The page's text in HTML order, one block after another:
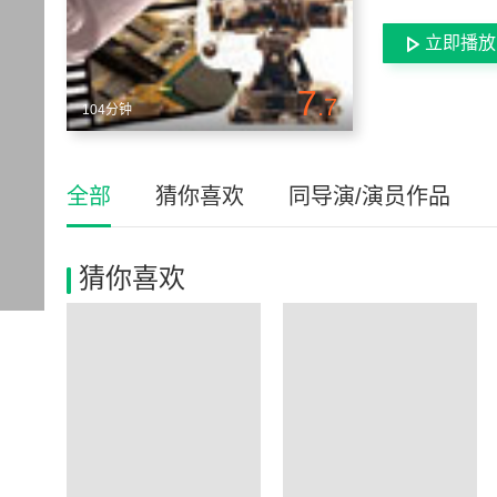
104分钟 7.7
立即播放
全部 猜你喜欢 同导演/演员作品
猜你喜欢